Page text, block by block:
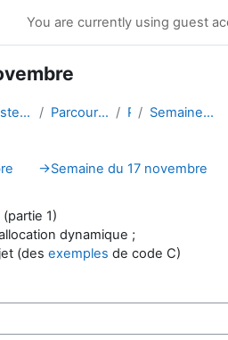
You are currently using guest
Master Informatique Parcours CCI 2e année PL1 Semaine du 10 novembre
→Semaine du 17 novembre
(partie 1)
dynamique ;
(des exemples de code C)